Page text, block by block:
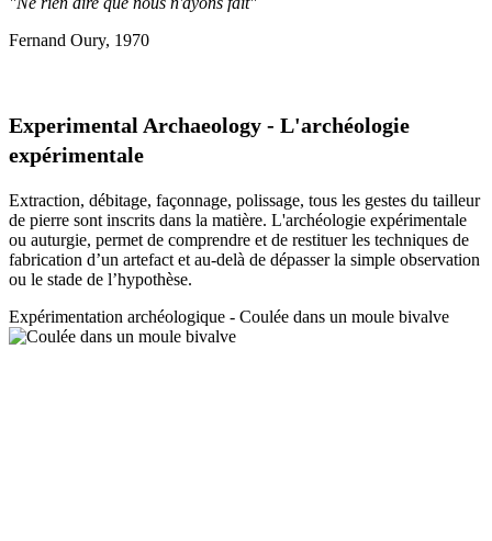
Fernand Oury, 1970
Experimental Archaeology - L'archéologie
expérimentale
Extraction, débitage, façonnage, polissage, tous les gestes du tailleur
de pierre sont inscrits dans la matière. L'archéologie expérimentale
ou auturgie, permet de comprendre et de restituer les techniques de
fabrication d’un artefact et au-delà de dépasser la simple observation
ou le stade de l’hypothèse.
Expérimentation archéologique - Coulée dans un moule bivalve